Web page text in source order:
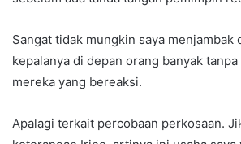
Sangat tidak mungkin saya menjambak
kepalanya di depan orang banyak
mereka yang bereaksi.
Apalagi terkait percobaan perkosaan.